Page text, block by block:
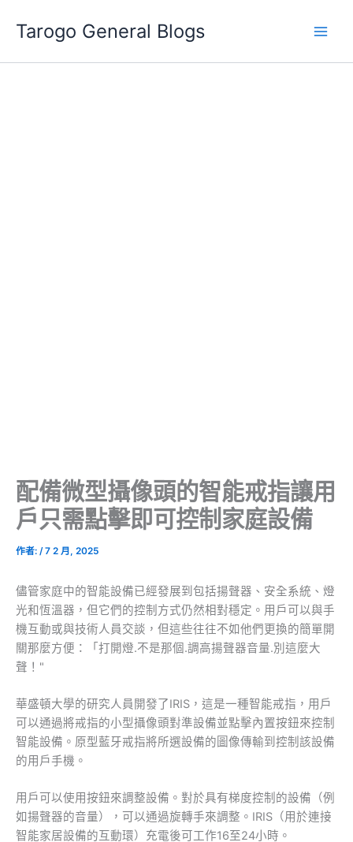
要
Tarogo General Blogs
配備微型攝像頭的智能戒指讓用
戶只需點擊即可控制家庭設備
作者: /7 2 月, 2025
儘管家庭中的智能設備已經發展到包括揚聲器、安全系統、燈
光和恆溫器，但它們的控制方式仍然相對穩定。用戶可以與手
機互動或與技術人員交談，但這些往往不如他們更換的簡單開
關那麼方便：「打開燈.不是那個.調高揚聲器音量.別這麼大
聲！"
華盛頓大學的研究人員開發了IRIS，這是一種智能戒指，用戶
可以通過將戒指的小型攝像頭對準設備並點擊內置按鈕來控制
智能設備。原型藍牙戒指將所選設備的圖像傳輸到控制該設備
的用戶手機。
用戶可以使用按鈕來調整設備。對於具有梯度控制的設備（例
如揚聲器的音量），可以通過旋轉手來調整。IRIS（用於連接
智能家居設備的互動環）充電後可工作16至24小時。